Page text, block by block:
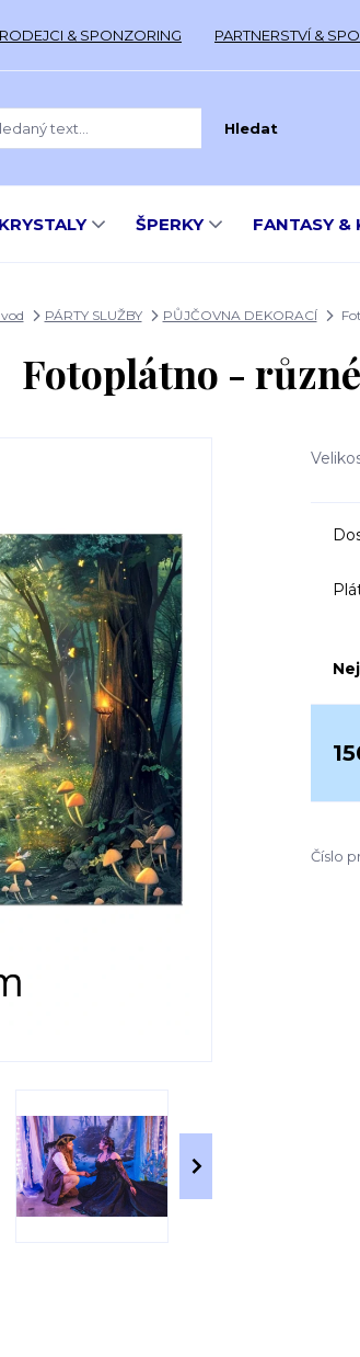
& SPONZORING PARTNERSTVÍ &
Hledat
ŠPERKY FANTASY &
PÁRTY SLUŽBY PŮJČOVNA DEKORACÍ
Fotoplátno -
Číslo